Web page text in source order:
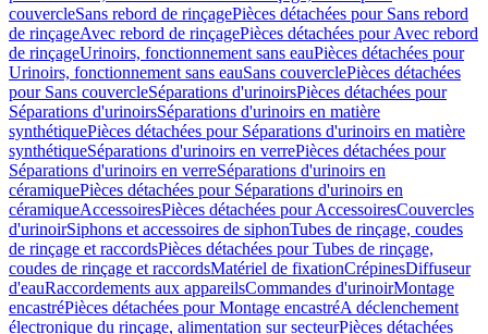
couvercleSans rebord de rinçagePièces détachées pour Sans rebord
de rinçageAvec rebord de rinçagePièces détachées pour Avec rebord
de rinçageUrinoirs, fonctionnement sans eauPièces détachées pour
Urinoirs, fonctionnement sans eauSans couverclePièces détachées
pour Sans couvercleSéparations d'urinoirsPièces détachées pour
Séparations d'urinoirsSéparations d'urinoirs en matière
synthétiquePièces détachées pour Séparations d'urinoirs en matière
synthétiqueSéparations d'urinoirs en verrePièces détachées pour
Séparations d'urinoirs en verreSéparations d'urinoirs en
céramiquePièces détachées pour Séparations d'urinoirs en
céramiqueAccessoiresPièces détachées pour AccessoiresCouvercles
d'urinoirSiphons et accessoires de siphonTubes de rinçage, coudes
de rinçage et raccordsPièces détachées pour Tubes de rinçage,
coudes de rinçage et raccordsMatériel de fixationCrépinesDiffuseur
d'eauRaccordements aux appareilsCommandes d'urinoirMontage
encastréPièces détachées pour Montage encastréA déclenchement
électronique du rinçage, alimentation sur secteurPièces détachées